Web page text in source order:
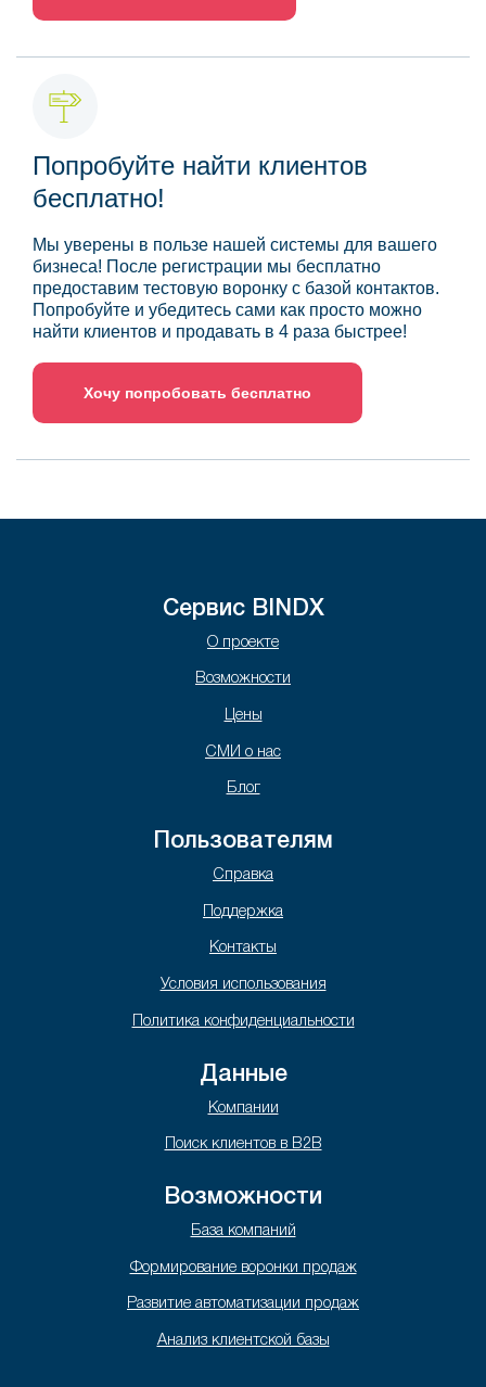
Попробуйте найти клиентов
бесплатно!
Мы уверены в пользе нашей системы для вашего
бизнеса! После регистрации мы бесплатно
предоставим тестовую воронку с базой контактов.
Попробуйте и убедитесь сами как просто можно
найти клиентов и продавать в 4 раза быстрее!
Хочу попробовать бесплатно
Сервис BINDX
О проекте
Возможности
Цены
СМИ о нас
Блог
Пользователям
Справка
Поддержка
Контакты
Условия использования
Политика конфиденциальности
Данные
Компании
Поиск клиентов в B2B
Возможности
База компаний
Формирование воронки продаж
Развитие автоматизации продаж
Анализ клиентской базы